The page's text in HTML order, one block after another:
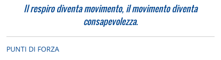
Il respiro diventa movimento, il movimento diventa
consapevolezza.
PUNTI DI FORZA